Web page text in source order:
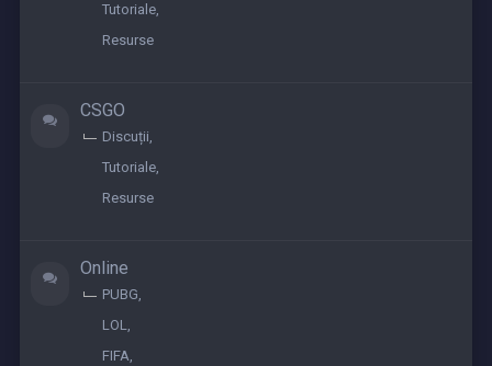
Tutoriale
Resurse
CSGO
Discuții
Tutoriale
Resurse
Online
PUBG
LOL
FIFA